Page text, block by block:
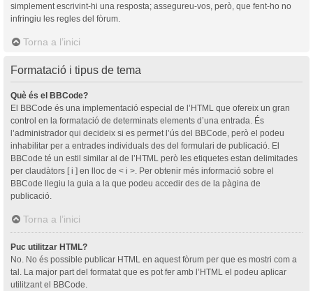
simplement escrivint-hi una resposta; assegureu-vos, però, que fent-ho no
infringiu les regles del fòrum.
Torna a l’inici
Formatació i tipus de tema
Què és el BBCode?
El BBCode és una implementació especial de l’HTML que ofereix un gran
control en la formatació de determinats elements d’una entrada. És
l’administrador qui decideix si es permet l’ús del BBCode, però el podeu
inhabilitar per a entrades individuals des del formulari de publicació. El
BBCode té un estil similar al de l’HTML però les etiquetes estan delimitades
per claudàtors [ i ] en lloc de < i >. Per obtenir més informació sobre el
BBCode llegiu la guia a la que podeu accedir des de la pàgina de
publicació.
Torna a l’inici
Puc utilitzar HTML?
No. No és possible publicar HTML en aquest fòrum per que es mostri com a
tal. La major part del formatat que es pot fer amb l’HTML el podeu aplicar
utilitzant el BBCode.